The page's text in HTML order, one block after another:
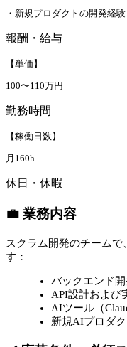
・新規プロダクトの開発経験
報酬・給与
【単価】
100〜110万円
勤務時間
【稼働日数】
月160h
休日・休暇
💼 業務内容
スクラム開発のチーム
す：
バックエンド開
API設計および
AIツール（
新規AIプロダ